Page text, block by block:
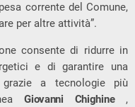
corrente del Comune,
per altre attività”.
consente di ridurre in
e di garantire una
a tecnologie più
Giovanni Chighine ,